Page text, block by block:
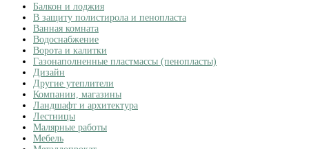
Балкон и лоджия
В защиту полистирола и пенопласта
Ванная комната
Водоснабжение
Ворота и калитки
Газонаполненные пластмассы (пенопласты)
Дизайн
Другие утеплители
Компании, магазины
Ландшафт и архитектура
Лестницы
Малярные работы
Мебель